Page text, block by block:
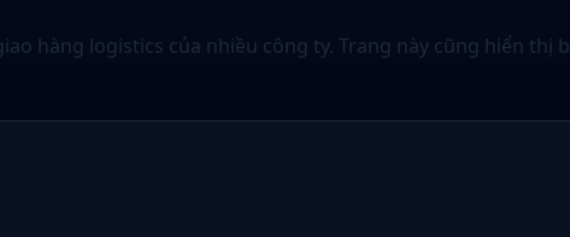
hàng logistics của nhiều công ty. Trang này cũng hiển